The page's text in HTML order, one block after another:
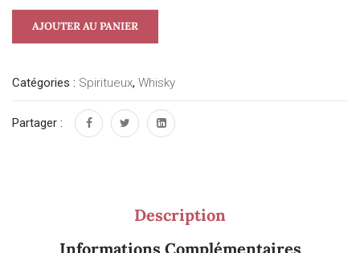
AJOUTER AU PANIER
Catégories : Spiritueux, Whisky
Partager :
Description
Informations Complémentaires